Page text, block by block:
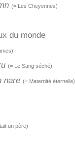
(= Les Cheyennes)
du monde
(= Le Sang séché)
nare (= Maternité éternelle)
un père)